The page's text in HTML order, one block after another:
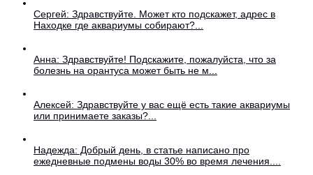
Сергей: Здравствуйте. Может кто подскажет, адрес в
Находке где аквариумы собирают?...
Анна: Здравствуйте! Подскажите, пожалуйста, что за
болезнь на орантуса может быть не м...
Алексей: Здравствуйте у вас ещё есть такие аквариумы
или принимаете заказы?...
Надежда: Добрый день, в статье написано про
ежедневные подмены воды 30% во время лечения....